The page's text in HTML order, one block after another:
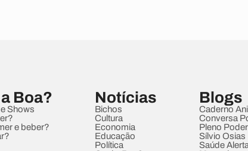
Boa?
Shows
e beber?
Notícias
Bichos
Cultura
Economia
Educação
Política
Blogs
Caderno
Conversa
Pleno Poder
Sílvio Osias
Saúde Alerta